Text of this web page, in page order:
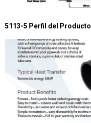
5113-5 Perfil del Producto